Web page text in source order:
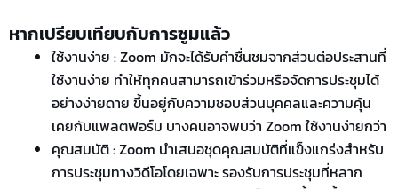
หากเปรียบเทียบกับการซูมแล้ว
ใช้งานง่าย : Zoom มักจะได้รับคำชื่นชมจากส่วนต่อประสานที่
ใช้งานง่าย ทำให้ทุกคนสามารถเข้าร่วมหรือจัดการประชุมได้
อย่างง่ายดาย ขึ้นอยู่กับความชอบส่วนบุคคลและความคุ้น
เคยกับแพลตฟอร์ม บางคนอาจพบว่า Zoom ใช้งานง่ายกว่า
คุณสมบัติ: Zoom นำเสนอชุดคุณสมบัติที่แข็งแกร่งสำหรับ
การประชุมทางวิดีโอโดยเฉพาะ รองรับการประชุมที่หลาก